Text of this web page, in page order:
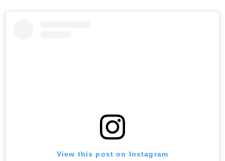
View this post on Instagram